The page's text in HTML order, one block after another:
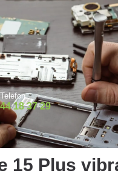
Telefon
44 18 37 29
15 Plus